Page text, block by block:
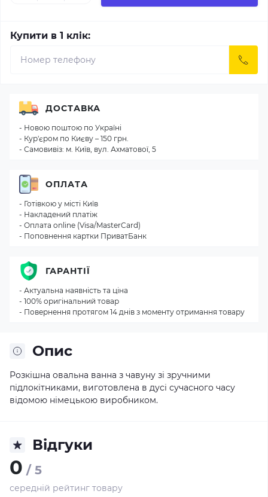
Купити в 1 клік:
Опис
Розкішна овальна ванна з чавуну зі зручними
підлокітниками, виготовлена в дусі сучасного часу
відомою німецькою виробником.
Відгуки
0 / 5
середній рейтинг товару
ДОСТАВКА
- Новою поштою по Україні
- Кур'єром по Києву – 150 грн.
- Самовивіз: м. Київ, вул. Ахматової, 5
ОПЛАТА
- Готівкою у місті Київ
- Накладений платіж
- Оплата online (Visa/MasterCard)
- Поповнення картки ПриватБанк
ГАРАНТІЇ
- Актуальна наявність та ціна
- 100% оригінальний товар
- Повернення протягом 14 днів з моменту отримання товару